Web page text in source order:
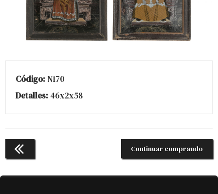
Código: N170
Detalles: 46x2x58
Continuar comprando